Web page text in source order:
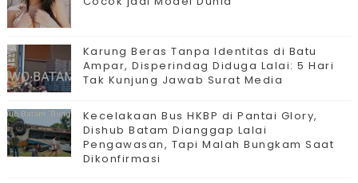
Karung Beras Tanpa Identitas di Batu
Ampar, Disperindag Diduga Lalai: 5 Hari
Tak Kunjung Jawab Surat Media
Kecelakaan Bus HKBP di Pantai Glory,
Dishub Batam Dianggap Lalai
Pengawasan, Tapi Malah Bungkam Saat
Dikonfirmasi